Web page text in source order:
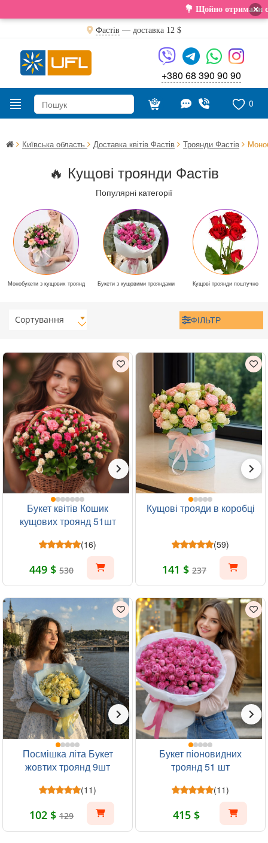
💐 Щойно отримали свіжу поставку.×
Фастів — доставка 12 $
+380 68 390 90 90
0
Київська область Доставка квітів Фастів Троянди Фастів
🔥 Кущові троянди Фастів
Популярні категорії
Монобукети з кущових троянд Букети з кущовими трояндами Кущові троянди поштучно
Сортування ФІЛЬТР
Букет квітів Кошик
кущових троянд 51шт
(16)
449 $ 530
Кущові трояди в коробці
(59)
141 $ 237
Посмішка літа Букет
жовтих троянд 9шт
(11)
102 $ 129
Букет піоновидних
троянд 51 шт
(11)
415 $